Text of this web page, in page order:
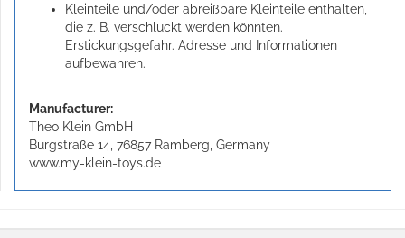
Kleinteile und/oder abreißbare Kleinteile enthalten,
die z. B. verschluckt werden könnten.
Erstickungsgefahr. Adresse und Informationen
aufbewahren.
Manufacturer:
Theo Klein GmbH
Burgstraße 14, 76857 Ramberg, Germany
www.my-klein-toys.de